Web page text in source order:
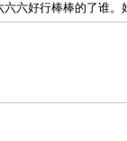
六好行棒棒的了谁。